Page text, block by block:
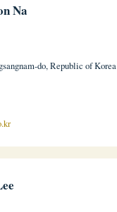
Na
do, Republic of Korea